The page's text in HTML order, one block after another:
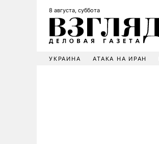
8 августа, суббота
УКРАИНА АТАКА НА ИРАН